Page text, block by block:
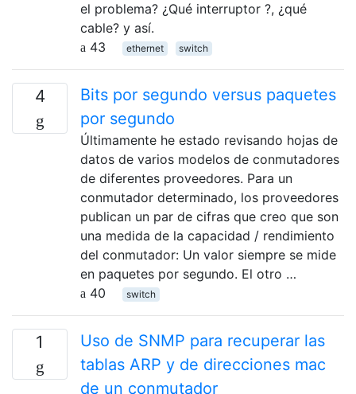
el problema? ¿Qué interruptor ?, ¿qué
cable? y así.
43
ethernet switch
4
Bits por segundo versus paquetes
por segundo
Últimamente he estado revisando hojas de
datos de varios modelos de conmutadores
de diferentes proveedores. Para un
conmutador determinado, los proveedores
publican un par de cifras que creo que son
una medida de la capacidad / rendimiento
del conmutador: Un valor siempre se mide
en paquetes por segundo. El otro …
40
switch
1
Uso de SNMP para recuperar las
tablas ARP y de direcciones mac
de un conmutador